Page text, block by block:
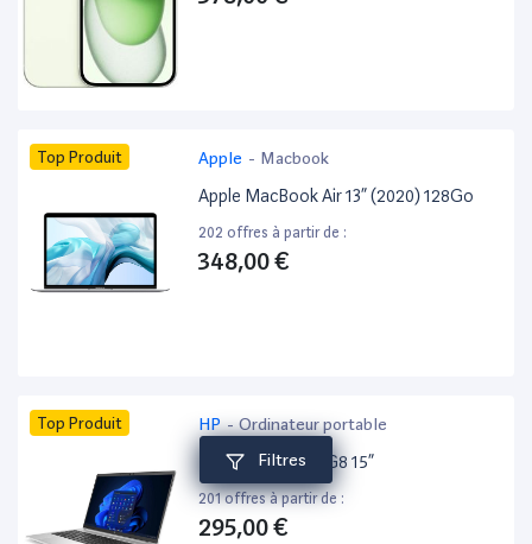
Filtres
Top Produit Apple - Macbook
Apple MacBook Air 13” (2020) 128Go
202 offres à partir de :
348,00 €
Top Produit HP- Ordinateur portable
HP ProBook 650 G8 15”
201 offres à partir de :
295,00 €